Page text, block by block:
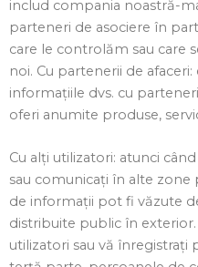
includ compania noastră-
parteneri de asociere în
care le controlăm sau care
noi. Cu partenerii de
informațiile dvs. cu
oferi anumite produse,
Cu alți utilizatori: atunci
sau comunicați în alte zone
de informații pot fi văzute
distribuite public în
utilizatori sau vă înregistrați